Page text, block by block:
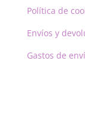
Política de
Envíos y
Gastos de